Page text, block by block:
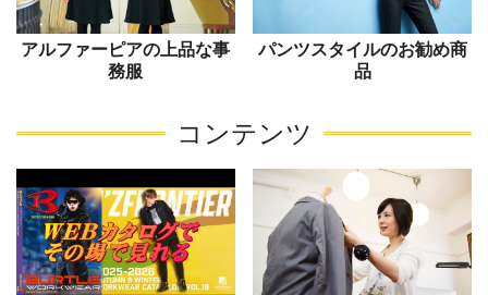
アルファーピアの上品な事
務服
パンツスタイルのお勧め商
品
コンテンツ